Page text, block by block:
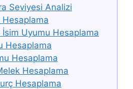
Seviyesi Analizi
Hesaplama
İsim Uyumu Hesaplama
Hesaplama
Hesaplama
Hesaplama
Hesaplama